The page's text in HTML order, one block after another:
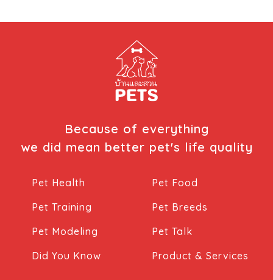
Because of everything
we did mean better pet's life quality
Pet Health
Pet Food
Pet Training
Pet Breeds
Pet Modeling
Pet Talk
Did You Know
Product & Services